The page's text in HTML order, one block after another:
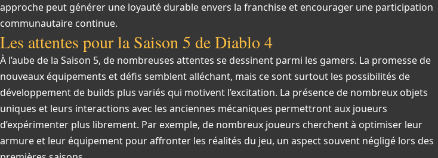
approche peut générer une loyauté durable envers la franchise et encourager une participation
communautaire continue.
Les attentes pour la Saison 5 de Diablo 4
À l’aube de la Saison 5, de nombreuses attentes se dessinent parmi les gamers. La promesse de
nouveaux équipements et défis semblent alléchant, mais ce sont surtout les possibilités de
développement de builds plus variés qui motivent l’excitation. La présence de nombreux objets
uniques et leurs interactions avec les anciennes mécaniques permettront aux joueurs
d’expérimenter plus librement. Par exemple, de nombreux joueurs cherchent à optimiser leur
armure et leur équipement pour affronter les réalités du jeu, un aspect souvent négligé lors des